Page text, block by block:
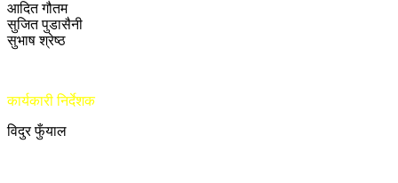
आदित गौतम
सुजित पुडासैनी
सुभाष श्रेष्ठ
कार्यकारी निर्देशक
विदुर फुँयाल